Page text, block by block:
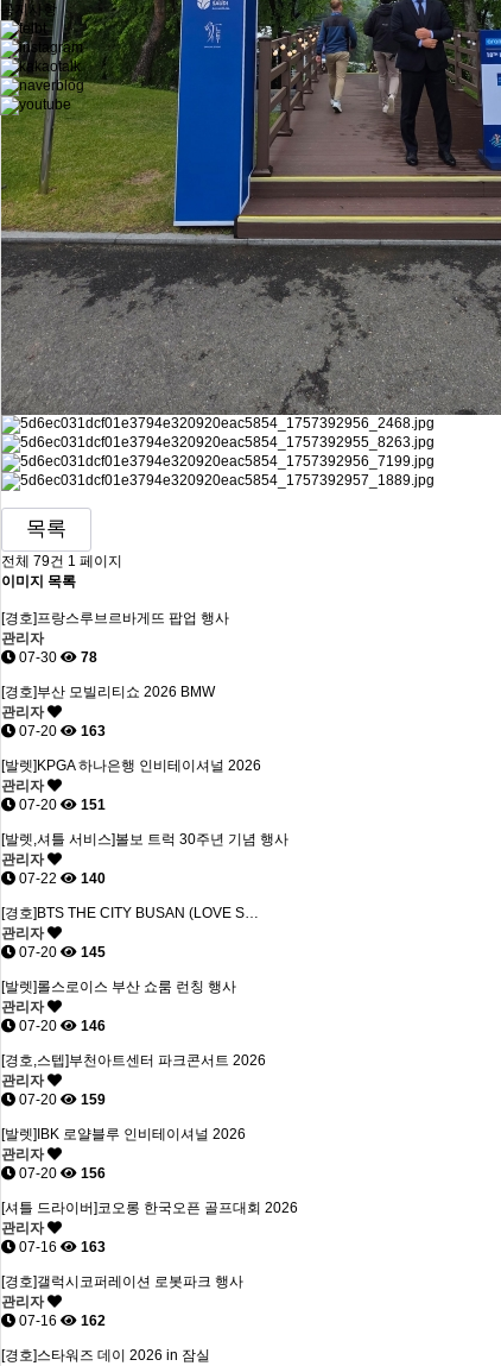
공지사항
목록
전체 79건 1 페이지
이미지 목록
[경호]프랑스루브르바게뜨 팝업 행사
관리자
07-30
78
[경호]부산 모빌리티쇼 2026 BMW
관리자
07-20
163
[발렛]KPGA 하나은행 인비테이셔널 2026
관리자
07-20
151
[발렛,셔틀 서비스]볼보 트럭 30주년 기념 행사
관리자
07-22
140
[경호]BTS THE CITY BUSAN (LOVE S…
관리자
07-20
145
[발렛]롤스로이스 부산 쇼룸 런칭 행사
관리자
07-20
146
[경호,스텝]부천아트센터 파크콘서트 2026
관리자
07-20
159
[발렛]IBK 로얄블루 인비테이셔널 2026
관리자
07-20
156
[셔틀 드라이버]코오롱 한국오픈 골프대회 2026
관리자
07-16
163
[경호]갤럭시코퍼레이션 로봇파크 행사
관리자
07-16
162
[경호]스타워즈 데이 2026 in 잠실